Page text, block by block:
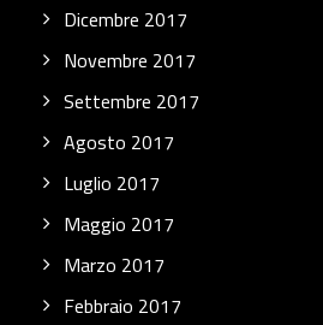
Dicembre 2017
Novembre 2017
Settembre 2017
Agosto 2017
Luglio 2017
Maggio 2017
Marzo 2017
Febbraio 2017